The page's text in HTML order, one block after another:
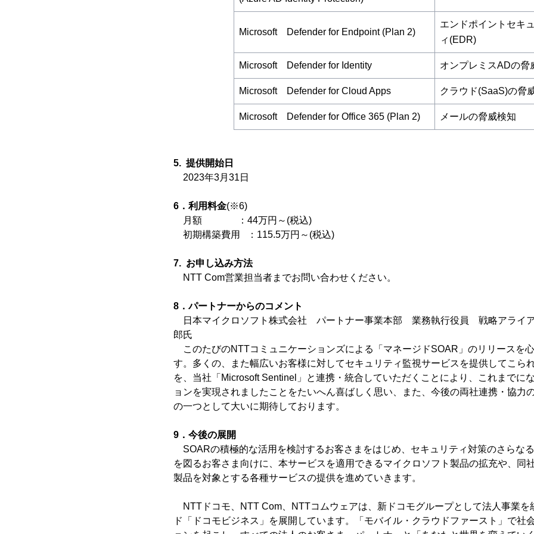
Microsoft Defender for Endpoint (Plan 2)
エンドポイントセキ
ィ(EDR)
Microsoft Defender for Identity オンプレミスADの脅
Microsoft Defender for Cloud Apps クラウド(SaaS)の脅
Microsoft Defender for Office 365 (Plan 2) メールの脅威検知
5. 提供開始日
2023年3月31日
6．利用料金(※6)
月額 ：44万円～(税込)
初期構築費用 ：115.5万円～(税込)
7. お申し込み方法
NTT Com営業担当者までお問い合わせください。
8．パートナーからのコメント
日本マイクロソフト株式会社 パートナー事業本部 業務執行役員 戦略アライ
郎氏
このたびのNTTコミュニケーションズによる「マネージドSOAR」のリリースを
す。多くの、また幅広いお客様に対してセキュリティ監視サービスを提供してこら
を、当社「Microsoft Sentinel」と連携・統合していただくことにより、これまでに
ョンを実現されましたことをたいへん喜ばしく思い、また、今後の両社連携・協力
の一つとして大いに期待しております。
9．今後の展開
SOARの積極的な活用を検討するお客さまをはじめ、セキュリティ対策のさらな
を図るお客さま向けに、本サービスを適用できるマイクロソフト製品の拡充や、同
製品を対象とする各種サービスの提供を進めていきます。
NTTドコモ、NTT Com、NTTコムウェアは、新ドコモグループとして法人事業を
ド「ドコモビジネス」を展開しています。「モバイル・クラウドファースト」で社